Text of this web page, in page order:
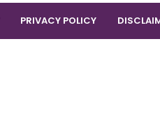
PRIVACY POLICY